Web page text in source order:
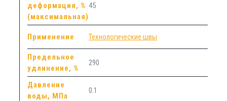
деформация, %
(максимальная)
45
Применение Технологические швы
Предельное
удлинение, %
290
Давление
воды, МПа
0.1